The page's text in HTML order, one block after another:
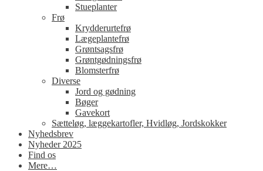
Stueplanter
Frø
Krydderurtefrø
Lægeplantefrø
Grøntsagsfrø
Grøntgødningsfrø
Blomsterfrø
Diverse
Jord og gødning
Bøger
Gavekort
Sætteløg, læggekartofler, Hvidløg, Jordskokker
Nyhedsbrev
Nyheder 2025
Find os
Mere…